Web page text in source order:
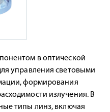
в оптической
управления световыми
формирования
излучения. В
типы линз, включая